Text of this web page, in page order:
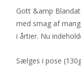
Gott &amp
med smag af
i årtier. Nu
Sælges i pose